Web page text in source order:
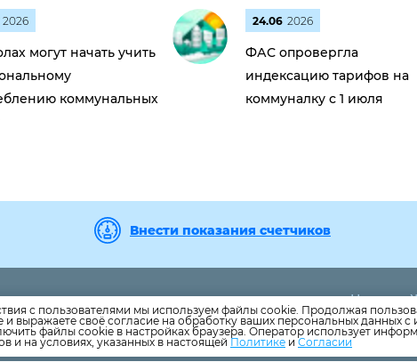
2026
могут начать учить
коммунальных
24.06 2026
ФАС опровергла
индексацию тарифов на
коммуналку с 1 июля
Внести показания счетчиков
Дополнительный офис "Стройгородок"
Новости
Новости
Как
с пользователями мы используем файлы cookie. Продолжая
выражаете своё согласие на обработку ваших персональных данных с
файлы cookie в настройках браузера. Оператор использует
и на условиях, указанных в настоящей Политике и Согласии